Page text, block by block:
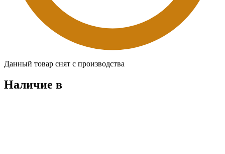
Данный товар снят с производства
Наличие в